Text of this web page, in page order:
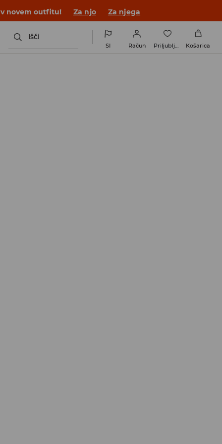
v novem outfitu! Za njo Za njega
Išči
SI Račun Priljubljene Košarica